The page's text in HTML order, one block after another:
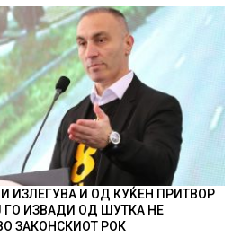
ИЗЛЕГУВА И ОД КУЌЕН ПРИТВОР
ГО ИЗВАДИ ОД ШУТКА НЕ
ЗАКОНСКИОТ РОК